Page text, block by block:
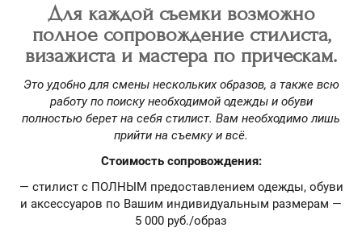
Для каждой съемки возможно
полное сопровождение стилиста,
визажиста и мастера по прическам.
Это удобно для смены нескольких образов, а также всю
работу по поиску необходимой одежды и обуви
полностью берет на себя стилист. Вам необходимо лишь
прийти на съемку и всё.
Стоимость сопровождения:
— стилист с ПОЛНЫМ предоставлением одежды, обуви
и аксессуаров по Вашим индивидуальным размерам —
5 000 руб./образ